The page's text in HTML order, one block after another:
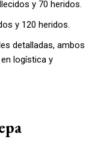
y 70 heridos.
y 120 heridos.
detalladas, ambos
logística y